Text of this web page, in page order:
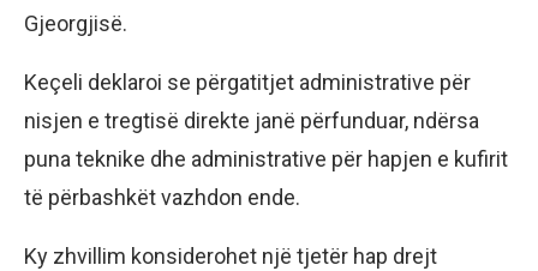
Gjeorgjisë.
Keçeli deklaroi se përgatitjet administrative për
nisjen e tregtisë direkte janë përfunduar, ndërsa
puna teknike dhe administrative për hapjen e kufirit
të përbashkët vazhdon ende.
Ky zhvillim konsiderohet një tjetër hap drejt